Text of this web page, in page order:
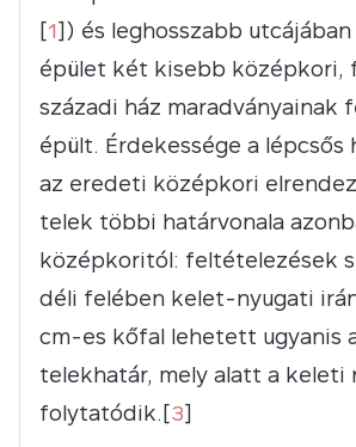
[1]) és leghosszabb
épület két kisebb középkori,
századi ház maradványainak
épült. Érdekessége a lépcsős
az eredeti középkori
telek többi határvonala
középkoritól: feltételezések
déli felében kelet-nyugati
cm-es kőfal lehetett ugyanis
telekhatár, mely alatt a keleti
folytatódik.[3]